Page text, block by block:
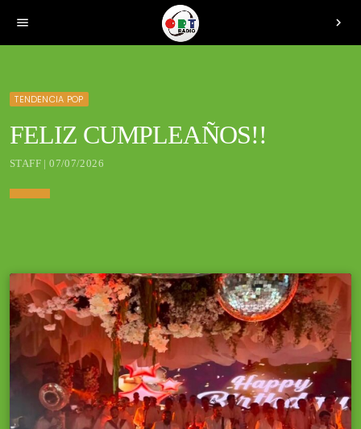
menu chevron_right
TENDENCIA POP
FELIZ CUMPLEAÑOS!!
STAFF | 07/07/2026